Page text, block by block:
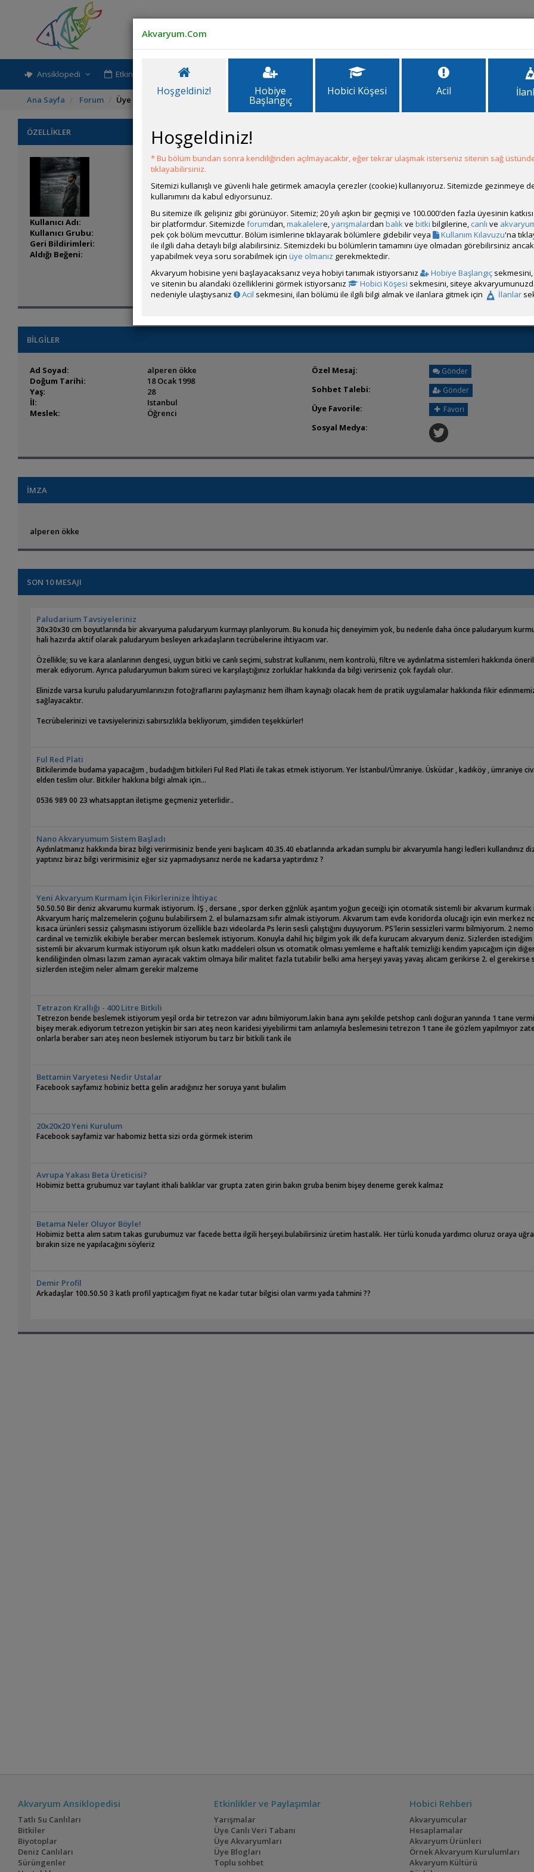
Ansiklopedi Etkinlik-Paylaşım İlanlar Forum
Ana Sayfa Forum Üye Profili
ÖZELLİKLER
Kullanıcı Adı:
AlperenBey
Kullanıcı Grubu:
Forum Üyesi
Geri Bildirimleri:
0 adet mevcut.
Aldığı Beğeni:
1
Hesap Durumu:
Aktif
Üyelik Tarihi:
08 Ekim 2015 12:19
Paylaşım Sayisı:
0 (Son 6 Ay)
İlan Sayisı:
Üyenin Mesaj ve İlanlarını Gör
Üyenin Açtığı Konuları Gör
Üyeden ÖM Almayı Engelle
BİLGİLER
Ad Soyad:
alperen ökke
Doğum Tarihi:
18 Ocak 1998
Yaş:
28
İl:
Istanbul
Meslek:
Öğrenci
Özel Mesaj: Gönder
Sohbet Talebi: Gönder
Üye Favorile: Favori
Sosyal Medya:
İMZA
alperen ökke
SON 10 MESAJI
Paludarium Tavsiyeleriniz
30x30x30 cm boyutlarında bir akvaryuma paludaryum kurmayı planlıyorum. Bu konuda hiç deneyimim yok, bu nedenle daha önce paludaryum
hali hazırda aktif olarak paludaryum besleyen arkadaşların tecrübelerine ihtiyacım var.
Özellikle; su ve kara alanlarının dengesi, uygun bitki ve canlı seçimi, substrat kullanımı, nem kontrolü, filtre ve aydınlatma sistemleri hakkında
merak ediyorum. Ayrıca paludaryumun bakım süreci ve karşılaştığınız zorluklar hakkında da bilgi verirseniz çok faydalı olur.
Elinizde varsa kurulu paludaryumlarınızın fotoğraflarını paylaşmanız hem ilham kaynağı olacak hem de pratik uygulamalar hakkında fikir
sağlayacaktır.
Tecrübelerinizi ve tavsiyelerinizi sabırsızlıkla bekliyorum, şimdiden teşekkürler!
Ful Red Plati
Bitkilerimde budama yapacağım , budadığım bitkileri Ful Red Plati ile takas etmek istiyorum. Yer İstanbul/Ümraniye. Üsküdar , kadıköy , ümraniye
elden teslim olur. Bitkiler hakkına bilgi almak için...
0536 989 00 23 whatsapptan iletişme geçmeniz yeterlidir..
Nano Akvaryumum Sistem Başladı
Aydınlatmanız hakkında biraz bilgi verirmisiniz bende yeni başlıcam 40.35.40 ebatlarında arkadan sumplu bir akvaryumla hangi ledleri kullandınız
yaptınız biraz bilgi verirmisiniz eğer siz yapmadıysanız nerde ne kadarsa yaptırdınız ?
Yeni Akvaryum Kurmam İçin Fikirlerinize İhtiyac
50.50.50 Bir deniz akvarumu kurmak istiyorum. İŞ , dersane , spor derken gğnlük aşantım yoğun geceiği için otomatik sistemli bir akvarum
Akvaryum hariç malzemelerin çoğunu bulabilirsem 2. el bulamazsam sıfır almak istiyorum. Akvarum tam evde koridorda olucağı için evin merkez
kısaca ürünleri sessiz çalışmasını istiyorum özellikle bazı videolarda Ps lerin sesli çalıştığını duyuyorum. PS'lerin sessizleri varmı bilmiyorum. 2
cardinal ve temizlik ekibiyle beraber mercan beslemek istiyorum. Konuyla dahil hiç bilgim yok ilk defa kurucam akvaryum deniz. Sizlerden
sistemli bir akvarum kurmak istiyorum ışık olsun katkı maddeleri olsun vs otomatik olması yemleme e haftalık temizliği kendim yapıcağım için
kendiliğinden olması lazım zaman ayıracak vaktim olmaya bilir malitet fazla tutabilir belki ama herşeyi yavaş yavaş alıcam gerikirse 2. el gerekirse
sizlerden isteğim neler almam gerekir malzeme
Tetrazon Krallığı - 400 Litre Bitkili
Tetrezon bende beslemek istiyorum yeşil orda bir tetrezon var adını bilmiyorum.lakin bana aynı şekilde petshop canlı doğuran yanında 1 tane
bişey merak.ediyorum tetrezon yetişkin bir sarı ateş neon karidesi yiyebilirmi tam anlamıyla beslemesini tetrezon 1 tane ile gözlem yapılmıyor
onlarla beraber sarı ateş neon beslemek istiyorum bu tarz bir bitkili tank ile
Bettamin Varyetesi Nedir Ustalar
Facebook sayfamız hobiniz betta gelin aradığınız her soruya yanıt bulalim
20x20x20 Yeni Kurulum
Facebook sayfamiz var habomiz betta sizi orda görmek isterim
Avrupa Yakası Beta Üreticisi?
Hobimiz betta grubumuz var taylant ithali balıklar var grupta zaten girin bakın gruba benim bişey deneme gerek kalmaz
Betama Neler Oluyor Böyle!
Hobimiz betta alım satım takas gurubumuz var facede betta ilgili herşeyi.bulabilirsiniz üretim hastalik. Her türlü konuda yardımcı oluruz oraya
bırakın size ne yapılacağını söyleriz
Demir Profil
Arkadaşlar 100.50.50 3 katlı profil yaptıcağım fiyat ne kadar tutar bilgisi olan varmı yada tahmini ??
Akvaryum Ansiklopedisi
Tatlı Su Canlıları
Bitkiler
Biyotoplar
Deniz Canlıları
Sürüngenler
Etkinlikler ve Paylaşımlar
Yarışmalar
Üye Canlı Veri Tabanı
Üye Akvaryumları
Üye Blogları
Toplu sohbet
Hobici Rehberi
Akvaryumcular
Hesaplamalar
Akvaryum Ürünleri
Örnek Akvaryum Kurulumları
Akvaryum Kültürü
Akvaryum.Com
Hoşgeldiniz! Hobiye
Başlangıç
Hobici Köşesi Acil
Hoşgeldiniz!
* Bu bölüm bundan sonra kendiliğinden açılmayacaktır, eğer tekrar ulaşmak isterseniz sitenin sağ
tıklayabilirsiniz.
Sitemizi kullanışlı ve güvenli hale getirmek amacıyla çerezler (cookie) kullanıyoruz. Sitemizde gezinmeye
kullanımını da kabul ediyorsunuz.
Bu sitemize ilk gelişiniz gibi görünüyor. Sitemiz; 20 yılı aşkın bir geçmişi ve 100.000'den fazla üyesinin
bir platformdur. Sitemizde forumdan,makalelere,yarışmalardan balıkve bitki bilgilerine, canlı ve
pek çok bölüm mevcuttur. Bölüm isimlerine tıklayarak bölümlere gidebilir veya
Kullanım Kılavuzu'na
ile ilgili daha detaylı bilgi alabilirsiniz. Sitemizdeki bu bölümlerin tamamını üye olmadan görebilirsiniz
yapabilmek veya soru sorabilmek için üye olmanız gerekmektedir.
Akvaryum hobisine yeni başlayacaksanız veya hobiyi tanımak istiyorsanız
Hobiye Başlangıç
ve sitenin bu alandaki özelliklerini görmek istiyorsanız
Hobici Köşesi sekmesini, siteye
nedeniyle ulaştıysanız
Acil sekmesini, ilan bölümü ile ilgili bilgi almak ve ilanlara gitmek için İlanlar